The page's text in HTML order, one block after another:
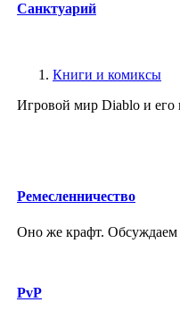
Санктуарий
Книги и комиксы
Игровой мир Diablo и его
Ремесленничество
Оно же крафт. Обсуждаем
PvP